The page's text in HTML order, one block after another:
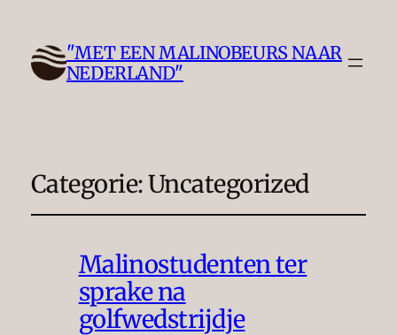
"MET EEN MALINOBEURS NAAR
NEDERLAND"
Categorie:Uncategorized
Malinostudenten ter
sprake na
golfwedstrijdje